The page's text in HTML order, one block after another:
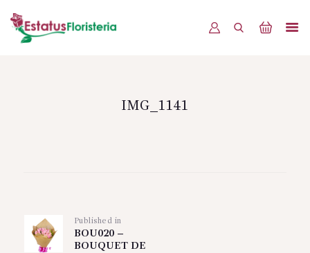
PRODUCTOSIMG_1141
entradasPublished in
post:
BOU020 –
BOUQUET DE